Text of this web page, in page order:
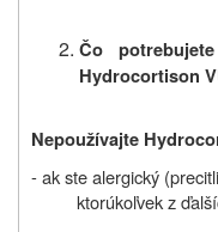
Čo
Hydrocortison
Nepoužívajte
- ak ste alergický
ktorúkoľvek z